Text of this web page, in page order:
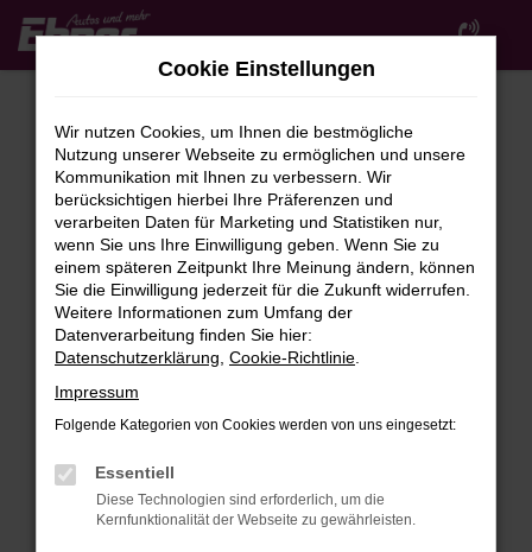
Zum
Hauptinhalt
FEHLER: NETWORK ERROR
Beim Laden ist ein Fehler aufgetreten.
Hier sind ein paar Tipps, die dir helfen können:
Überprüfe deine Firewall und deine
Internetverbindung.
Laden andere Webseiten, zum Beispiel deine
Manche Erweiterungen, wie Werbeblocker,
Cookie Einstellungen
Wir nutzen Cookies, um Ihnen die bestmögliche
Nutzung unserer Webseite zu ermöglichen und unsere
Kommunikation mit Ihnen zu verbessern. Wir
berücksichtigen hierbei Ihre Präferenzen und
verarbeiten Daten für Marketing und Statistiken nur,
wenn Sie uns Ihre Einwilligung geben. Wenn Sie zu
einem späteren Zeitpunkt Ihre Meinung ändern, können
Sie die Einwilligung jederzeit für die Zukunft widerrufen.
Weitere Informationen zum Umfang der
Datenverarbeitung finden Sie hier:
Datenschutzerklärung Cookie-Richtlinie
Impressum
Folgende Kategorien von Cookies werden von uns eingesetzt:
Essentiell
Diese Technologien sind erforderlich, um die
Kernfunktionalität der Webseite zu gewährleisten.